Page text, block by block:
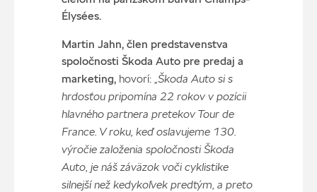
Élysées.
Martin Jahn, člen predstavenstva
spoločnosti Škoda Auto pre predaj a
marketing, hovorí: „Škoda Auto si s
hrdosťou pripomína 22 rokov v pozícii
hlavného partnera pretekov Tour de
France. V roku, keď oslavujeme 130.
výročie založenia spoločnosti Škoda
Auto, je náš záväzok voči cyklistike
silnejší než kedykoľvek predtým, a preto